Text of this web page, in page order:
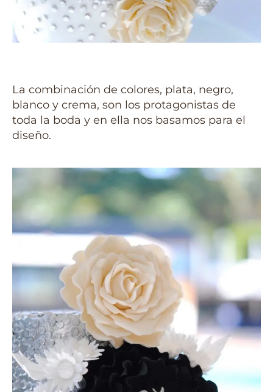
La combinación de colores, plata, negro,
blanco y crema, son los protagonistas de
toda la boda y en ella nos basamos para el
diseño.